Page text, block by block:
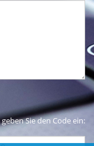
Sie den Code ein: